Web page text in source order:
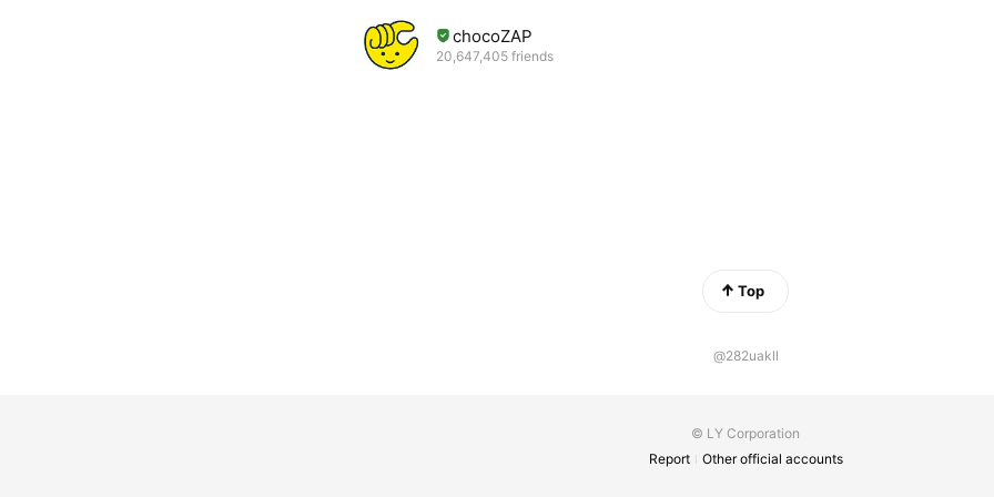
chocoZAP
20,647,405 friends
Top
@282uakll
© LY Corporation
Report
Other official accounts